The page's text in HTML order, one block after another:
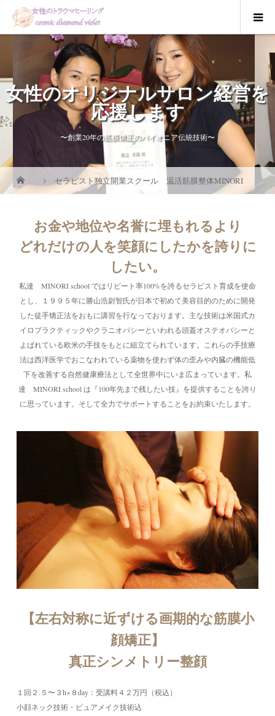
女性のオリジナルサロン経営を
応援します
〜創業20年の筋膜矯正のパイオニア伝統技術〜
セラピスト独立開業スクール 温活筋膜整体MINORI
お金や地位や名誉に埋もれるより
どれだけの人を笑顔にしたかを誇りに
したい。
私達 MINORI school ではリピート率100%を誇るセラピスト育成を使命
とし、１９９５年に勝山浩尉智氏が日本で初めて美容目的のために開発
した徒手矯正法をおもに講習を行なっております。主な技術は米国式カ
イロプラクティックやクラニオパシーといわれる頭蓋オステオパシーと
よばれている欧米の手技をもとに組立てられています。これらの手技療
法は西洋医学でおこなわれている薬物を使わず体の歪みや内臓の機能低
下を改善する自然健康療法として全世界中にいま広まっています。私
達 MINORI school は『100年先まで残したい技』を提供することを誇り
に思っています。そして全力でサポートすることをお約束いたします。
【左右対称に近ずける画期的な筋膜小
顔矯正】
真正シンメトリー整顔
１回２.５〜３h×８day：受講料４２万円（税込）
小顔ネック技術・ピュアメイク技術込